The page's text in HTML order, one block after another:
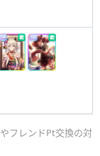
フレンドPt交換の対